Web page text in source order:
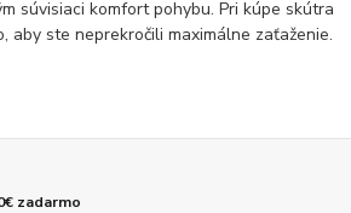
súvisiaci komfort pohybu. Pri kúpe skútra
aby ste neprekročili maximálne zaťaženie.
zadarmo